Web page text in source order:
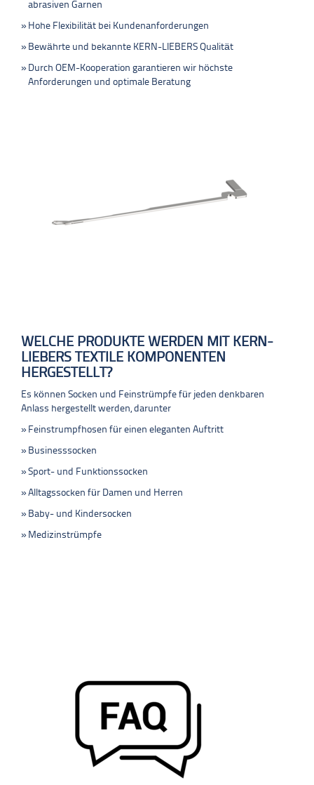
abrasiven Garnen
Hohe Flexibilität bei Kundenanforderungen
Bewährte und bekannte KERN-LIEBERS Qualität
Durch OEM-Kooperation garantieren wir höchste
Anforderungen und optimale Beratung
WELCHE PRODUKTE WERDEN MIT KERN-
LIEBERS TEXTILE KOMPONENTEN
HERGESTELLT?
Es können Socken und Feinstrümpfe für jeden denkbaren
Anlass hergestellt werden, darunter
Feinstrumpfhosen für einen eleganten Auftritt
Businesssocken
Sport- und Funktionssocken
Alltagssocken für Damen und Herren
Baby- und Kindersocken
Medizinstrümpfe